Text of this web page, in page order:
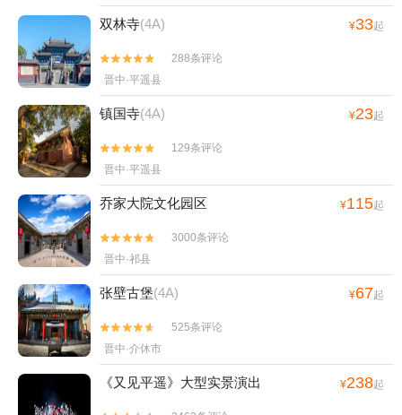
双林寺(4A) ¥33起


288条评论
晋中·平遥县
镇国寺(4A) ¥23起


129条评论
晋中·平遥县
乔家大院文化园区 ¥115起


3000条评论
晋中·祁县
张壁古堡(4A) ¥67起


525条评论
晋中·介休市
《又见平遥》大型实景演出 ¥238起